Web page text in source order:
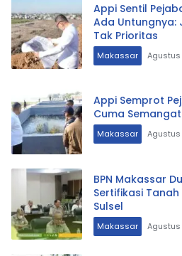
Appi Sentil
Ada Untungnya:
Tak Prioritas
Makassar Agustus
Appi Semprot
Cuma
Makassar Agustus
BPN Makassar
Sertifikasi
Sulsel
Makassar Agustus